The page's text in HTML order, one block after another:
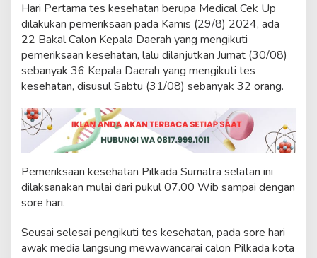
a
e
a
h
I
k
i
T
K
e
a
t
Hari Pertama tes kesehatan berupa Medical Cek Up
dilakukan pemeriksaan pada Kamis (29/8) 2024, ada
22 Bakal Calon Kepala Daerah yang mengikuti
pemeriksaan kesehatan, lalu dilanjutkan Jumat (30/08)
sebanyak 36 Kepala Daerah yang mengikuti tes
kesehatan, disusul Sabtu (31/08) sebanyak 32 orang.
Pemeriksaan kesehatan Pilkada Sumatra selatan ini
dilaksanakan mulai dari pukul 07.00 Wib sampai dengan
sore hari.
Seusai selesai pengikuti tes kesehatan, pada sore hari
awak media langsung mewawancarai calon Pilkada kota